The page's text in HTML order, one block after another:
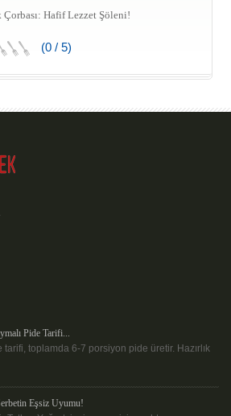
Çorbası: Hafif Lezzet Şöleni!
(0 / 5)
Pide Tarifi...
tarifi, toplamda 6-7 porsiyon pide üretir. Hazırlık
Eşsiz Uyumu!